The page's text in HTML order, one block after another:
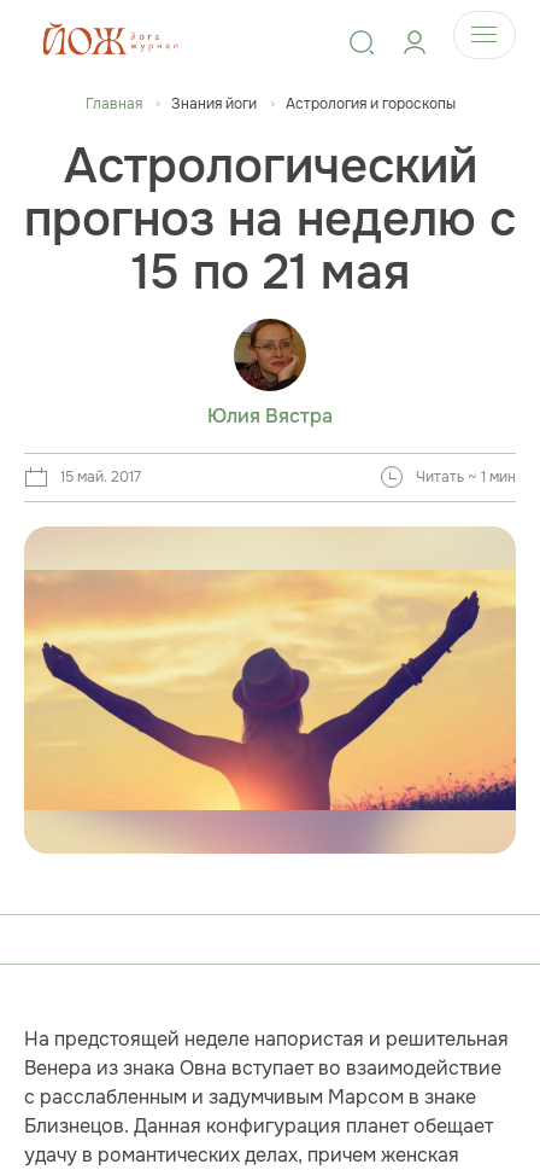
Главная Знания йоги Астрология и гороскопы
Астрологический
прогноз на неделю с
15 по 21 мая
Юлия Вястра
15 май. 2017 Читать ~ 1 мин
На предстоящей неделе напористая и решительная
Венера из знака Овна вступает во взаимодействие
с расслабленным и задумчивым Марсом в знаке
Близнецов. Данная конфигурация планет обещает
удачу в романтических делах, причем женская